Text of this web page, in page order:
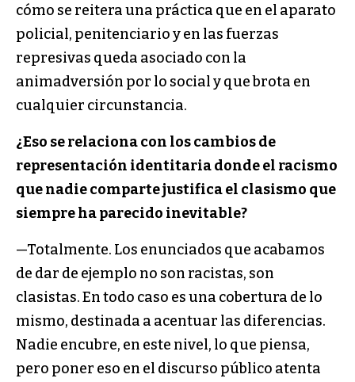
cómo se reitera una práctica que en el aparato
policial, penitenciario y en las fuerzas
represivas queda asociado con la
animadversión por lo social y que brota en
cualquier circunstancia.
¿Eso se relaciona con los cambios de
representación identitaria donde el racismo
que nadie comparte justifica el clasismo que
siempre ha parecido inevitable?
—Totalmente. Los enunciados que acabamos
de dar de ejemplo no son racistas, son
clasistas. En todo caso es una cobertura de lo
mismo, destinada a acentuar las diferencias.
Nadie encubre, en este nivel, lo que piensa,
pero poner eso en el discurso público atenta